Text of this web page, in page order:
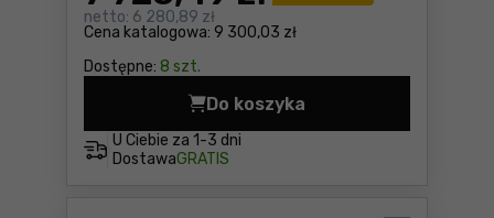
Cena katalogowa: 9 300,03 zł
netto: 6 280,89 zł
Dostępne: 8 szt.
U Ciebie za 1-3 dni
DostawaGRATIS
Do koszyka
Elektryczne wozidło Zipper